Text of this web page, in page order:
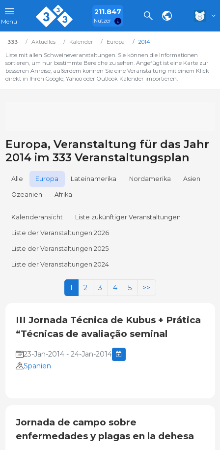
Menü
211.847
Nutzer
333 Aktuelles Kalender Europa
2014
Liste mit allen Schweineveranstaltungen. Sie können die Informationen
sortieren, um nur bestimmte Bereiche zu sehen. Angefügt ist eine Karte zur
besseren Anreise, außerdem können Sie eine Veranstaltung mit einem Klick
direkt in Ihren Google, Yahoo oder Outlook Kalender importieren.
Europa, Veranstaltung für das Jahr
2014 im 333 Veranstaltungsplan
Alle Europa Lateinamerika Nordamerika Asien
Ozeanien Afrika
Kalenderansicht Liste zukünftiger Veranstaltungen
Liste der Veranstaltungen 2026
Liste der Veranstaltungen 2025
Liste der Veranstaltungen 2024
1 2 3 4 5 >>
III Jornada Técnica de Kubus + Prática
“Técnicas de avaliação seminal
23-Jan-2014 - 24-Jan-2014
Spanien
Jornada de campo sobre
enfermedades y plagas en la dehesa